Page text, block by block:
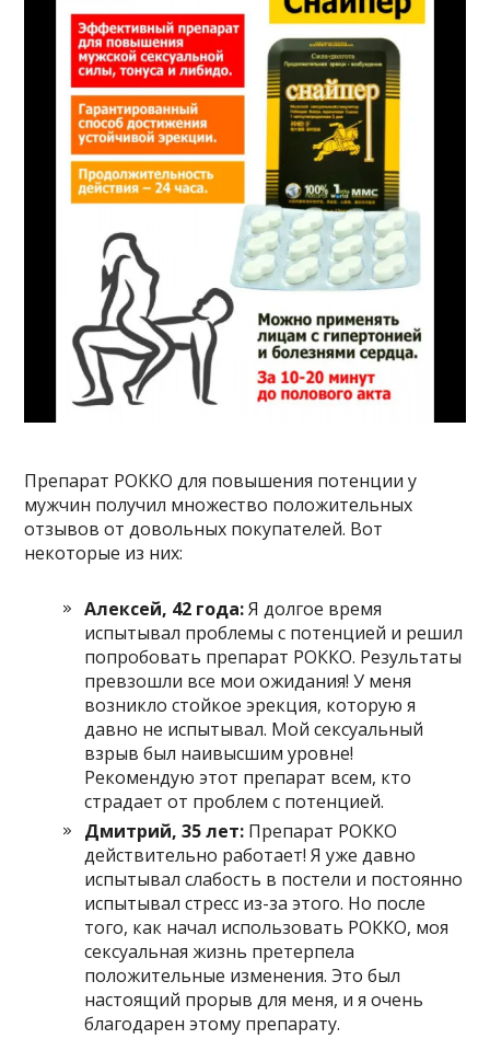
Препарат РОККО для повышения потенции у
мужчин получил множество положительных
отзывов от довольных покупателей. Вот
некоторые из них:
Алексей, 42 года:Я долгое время
испытывал проблемы с потенцией и решил
попробовать препарат РОККО. Результаты
превзошли все мои ожидания! У меня
возникло стойкое эрекция, которую я
давно не испытывал. Мой сексуальный
взрыв был наивысшим уровне!
Рекомендую этот препарат всем, кто
страдает от проблем с потенцией.
Дмитрий, 35 лет: Препарат РОККО
действительно работает! Я уже давно
испытывал слабость в постели и постоянно
испытывал стресс из-за этого. Но после
того, как начал использовать РОККО, моя
сексуальная жизнь претерпела
положительные изменения. Это был
настоящий прорыв для меня, и я очень
благодарен этому препарату.